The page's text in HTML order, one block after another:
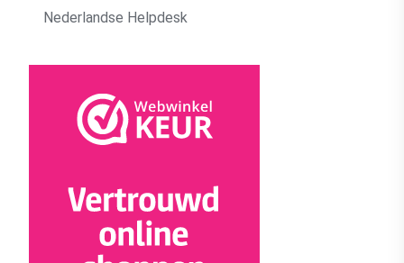
Nederlandse Helpdesk